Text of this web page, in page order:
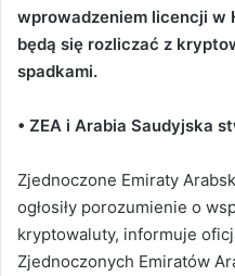
wprowadzeniem licencji w
będą się rozliczać z
spadkami.
• ZEA i Arabia Saudyjska
Zjednoczone Emiraty
ogłosiły porozumienie o
kryptowaluty, informuje
Zjednoczonych Emiratów